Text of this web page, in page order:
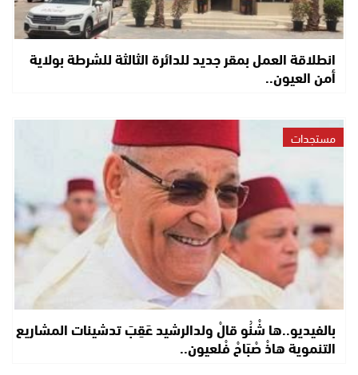
انطلاقة العمل بمقر جديد للدائرة الثالثة للشرطة بولاية
أمن العيون..
مستجدات
بالفيديو..ها شْنُو قالْ ولدالرشيد عَقِبَ تدشينات المشاريع
التنموية هاذْ صْبَاحْ فْلعيون..